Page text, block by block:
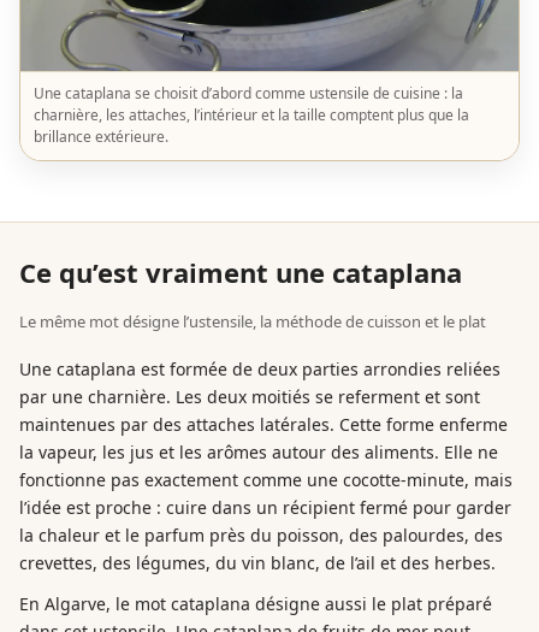
Une cataplana se choisit d’abord comme ustensile de cuisine : la
charnière, les attaches, l’intérieur et la taille comptent plus que la
brillance extérieure.
Ce qu’est vraiment une cataplana
Le même mot désigne l’ustensile, la méthode de cuisson et le plat
Une cataplana est formée de deux parties arrondies reliées
par une charnière. Les deux moitiés se referment et sont
maintenues par des attaches latérales. Cette forme enferme
la vapeur, les jus et les arômes autour des aliments. Elle ne
fonctionne pas exactement comme une cocotte-minute, mais
l’idée est proche : cuire dans un récipient fermé pour garder
la chaleur et le parfum près du poisson, des palourdes, des
crevettes, des légumes, du vin blanc, de l’ail et des herbes.
En Algarve, le mot cataplana désigne aussi le plat préparé